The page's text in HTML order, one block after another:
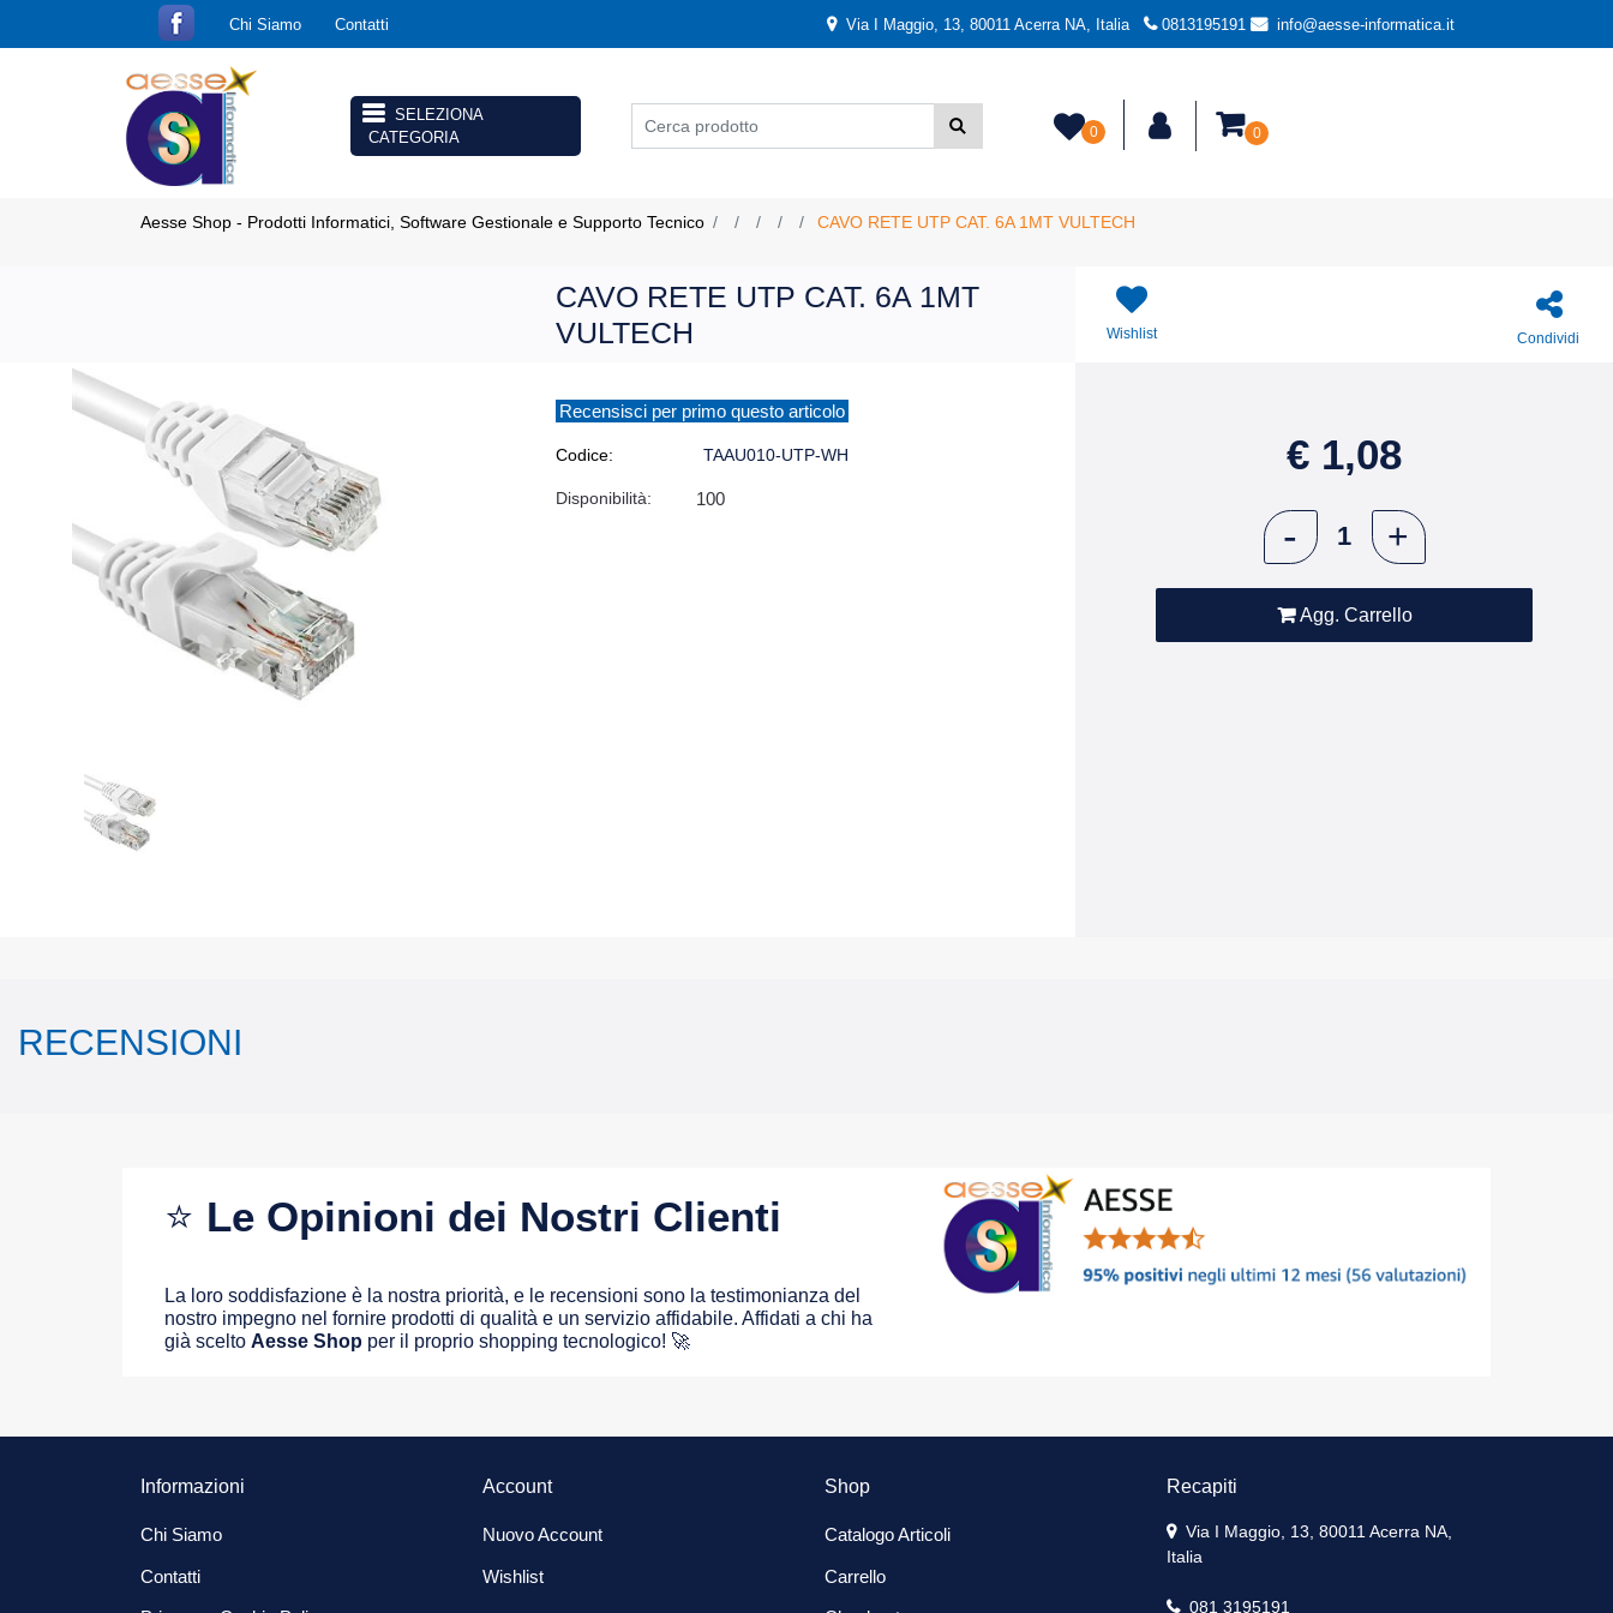
Chi Siamo Contatti Via I Maggio, 13, 80011 Acerra NA, Italia 0813195191 info@aesse-informatica.it
Open menu
0 0
Aesse Shop - Prodotti Informatici, Software Gestionale e Supporto Tecnico CAVO RETE UTP CAT. 6A 1MT VULTECH
CAVO RETE UTP CAT. 6A 1MT
VULTECH
Recensisci per primo questo articolo
Codice: TAAU010-UTP-WH
Disponibilità: 100
Wishlist Condividi
€ 1,08
Agg. Carrello
RECENSIONI
⭐ Le Opinioni dei Nostri Clienti
La loro soddisfazione è la nostra priorità, e le recensioni sono la testimonianza del
nostro impegno nel fornire prodotti di qualità e un servizio affidabile. Affidati a chi ha
già scelto Aesse Shop per il proprio shopping tecnologico! 🚀
Informazioni
Chi Siamo
Contatti
Account
Nuovo Account
Wishlist
Shop
Catalogo Articoli
Carrello
Recapiti
Via I Maggio, 13, 80011 Acerra NA,
Italia
081 3195191